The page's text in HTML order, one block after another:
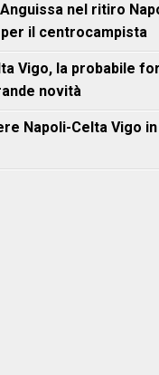
nel ritiro
il centrocampista
Vigo, la probabile
novità
Napoli-Celta Vigo